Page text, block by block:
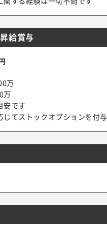
給賞与
万
万
安です
てストックオプションを付